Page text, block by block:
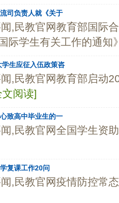
司负责人就《关于
,民教官网教育部国际
际学生有关工作的通知
生应征入伍政策咨
,民教官网教育部启动
文阅读]
致高中毕业生的一
,民教官网全国学生资
复课工作20问
,民教官网疫情防控常